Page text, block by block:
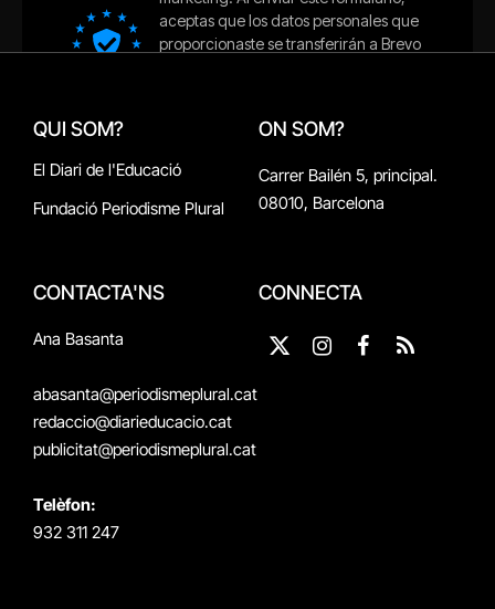
QUI SOM?
El Diari de l'Educació
Fundació Periodisme Plural
ON SOM?
Carrer Bailén 5, principal.
08010, Barcelona
CONTACTA'NS
Ana Basanta
abasanta@periodismeplural.cat
redaccio@diarieducacio.cat
publicitat@periodismeplural.cat
Telèfon:
932 311 247
CONNECTA
X
InstagramFacebook
RSS